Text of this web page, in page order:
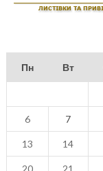
Пн Вт
6 7
13 14